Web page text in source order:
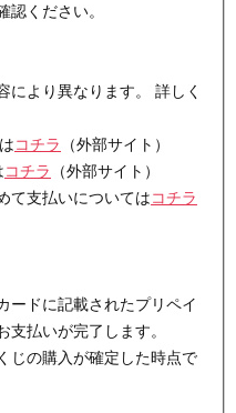
認ください。
により異なります。 詳しく
コチラ
（外部サイト）
コチラ
（外部サイト）
て支払いについてはコチラ
ードに記載されたプリペイ
支払いが完了します。
じの購入が確定した時点で